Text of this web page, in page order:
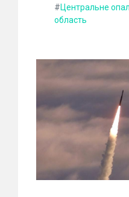
#Центральне
область